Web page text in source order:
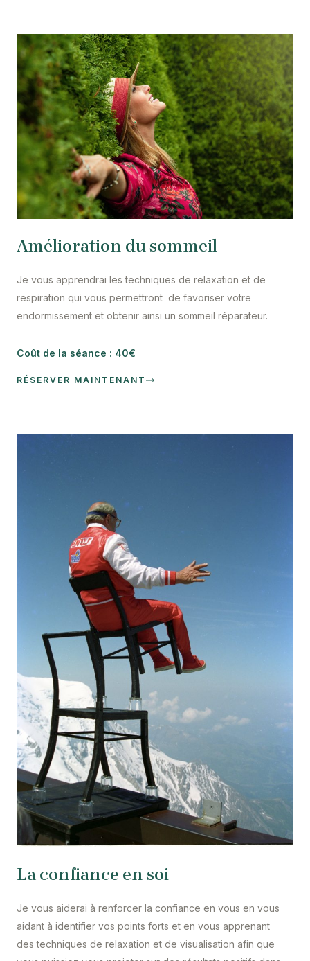
Amélioration du sommeil
Je vous apprendrai les techniques de relaxation et de
respiration qui vous permettront de favoriser votre
endormissement et obtenir ainsi un sommeil réparateur.
Coût de la séance : 40€
RÉSERVER MAINTENANT
La confiance en soi
Je vous aiderai à renforcer la confiance en vous en vous
aidant à identifier vos points forts et en vous apprenant
des techniques de relaxation et de visualisation afin que